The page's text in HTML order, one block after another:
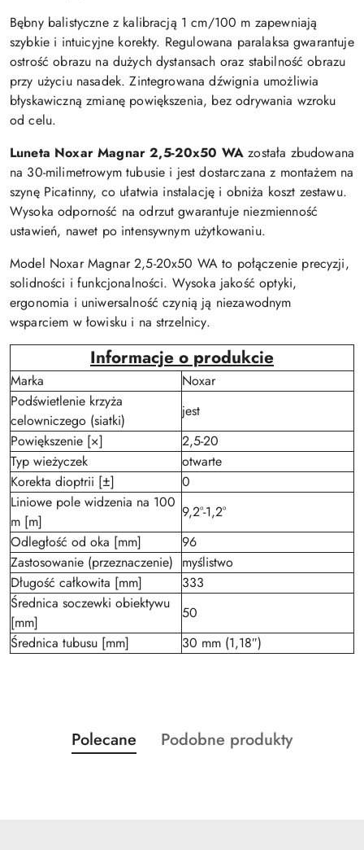
Bębny balistyczne z kalibracją 1 cm/100 m zapewniają
szybkie i intuicyjne korekty. Regulowana paralaksa gwarantuje
ostrość obrazu na dużych dystansach oraz stabilność obrazu
przy użyciu nasadek. Zintegrowana dźwignia umożliwia
błyskawiczną zmianę powiększenia, bez odrywania wzroku
od celu.
Luneta Noxar Magnar 2,5-20x50 WA została zbudowana
na 30-milimetrowym tubusie i jest dostarczana z montażem na
szynę Picatinny, co ułatwia instalację i obniża koszt zestawu.
Wysoka odporność na odrzut gwarantuje niezmienność
ustawień, nawet po intensywnym użytkowaniu.
Model Noxar Magnar 2,5-20x50 WA to połączenie precyzji,
solidności i funkcjonalności. Wysoka jakość optyki,
ergonomia i uniwersalność czynią ją niezawodnym
wsparciem w łowisku i na strzelnicy.
Informacje o produkcie
Marka
Noxar
Podświetlenie krzyża
celowniczego (siatki)
jest
Powiększenie [×]
2,5-20
Typ wieżyczek
otwarte
Korekta dioptrii [±]
0
Liniowe pole widzenia na 100
m [m]
9,2°-1,2°
Odległość od oka [mm]
96
Zastosowanie (przeznaczenie) myślistwo
Długość całkowita [mm]
333
Średnica soczewki obiektywu
[mm]
50
Średnica tubusu [mm]
30 mm (1,18″)
Pomiń karuzelę produktów
Produkty
o
Polecane
Produkty
Podobne produkty